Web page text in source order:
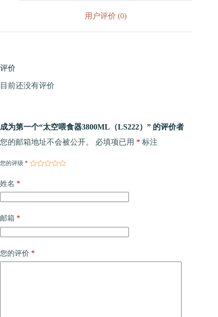
用户评价 (0)
评价
目前还没有评价
成为第一个“太空喂食器3800ML（LS222）” 的评价者
您的邮箱地址不会被公开。
必填项已用 * 标注
您的评级 *
姓名 *
邮箱 *
您的评价 *